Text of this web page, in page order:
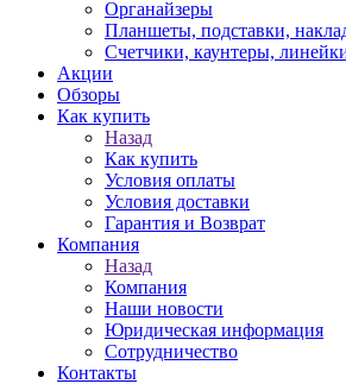
Органайзеры
Планшеты, подставки,
Счетчики, каунтеры,
Акции
Обзоры
Как купить
Назад
Как купить
Условия оплаты
Условия доставки
Гарантия и Возврат
Компания
Назад
Компания
Наши новости
Юридическая информация
Сотрудничество
Контакты